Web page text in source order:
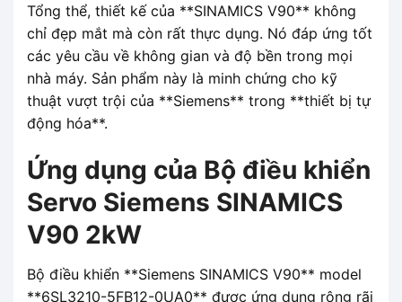
Tổng thể, thiết kế của **SINAMICS V90** không
chỉ đẹp mắt mà còn rất thực dụng. Nó đáp ứng tốt
các yêu cầu về không gian và độ bền trong mọi
nhà máy. Sản phẩm này là minh chứng cho kỹ
thuật vượt trội của **Siemens** trong **thiết bị tự
động hóa**.
Ứng dụng của Bộ điều khiển
Servo Siemens SINAMICS
V90 2kW
Bộ điều khiển **Siemens SINAMICS V90** model
**6SL3210-5FB12-0UA0** được ứng dụng rộng rãi